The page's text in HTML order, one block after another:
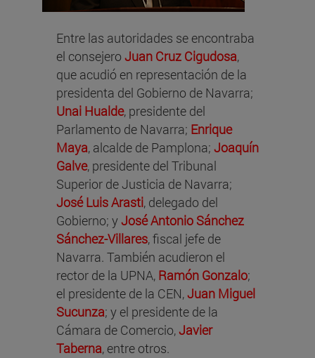
Entre las autoridades se encontraba
el consejero Juan Cruz Cigudosa,
que acudió en representación de la
presidenta del Gobierno de Navarra;
Unai Hualde, presidente del
Parlamento de Navarra; Enrique
Maya, alcalde de Pamplona; Joaquín
Galve, presidente del Tribunal
Superior de Justicia de Navarra;
José Luis Arasti, delegado del
Gobierno; yJosé Antonio Sánchez
Sánchez-Villares, fiscal jefe de
Navarra. También acudieron el
rector de la UPNA, Ramón Gonzalo;
el presidente de la CEN,Juan Miguel
Sucunza; y el presidente de la
Cámara de Comercio,Javier
Taberna, entre otros.